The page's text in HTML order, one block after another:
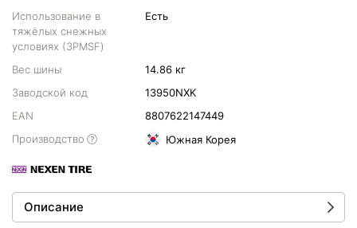
Использование в
тяжёлых снежных
условиях (3PMSF)
Есть
Вес шины
14.86 кг
Заводской код
13950NXK
EAN
8807622147449
Производство
Южная Корея
Описание